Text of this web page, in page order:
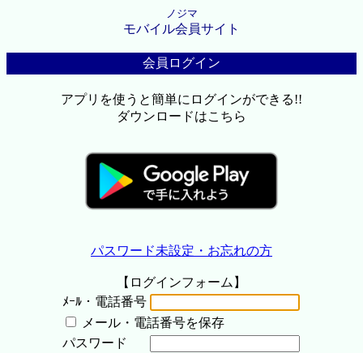
ノジマ
モバイル会員サイト
会員ログイン
アプリを使うと簡単にログインができる!!
ダウンロードはこちら
パスワード未設定・お忘れの方
【ログインフォーム】
ﾒｰﾙ・電話番号
メール・電話番号を保存
パスワード